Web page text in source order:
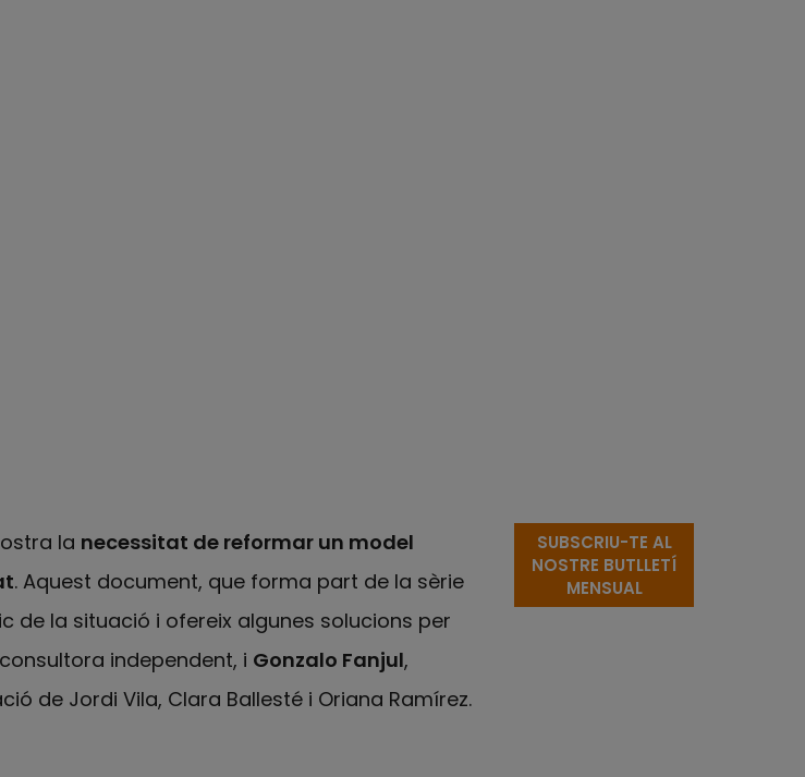
la necessitat de reformar un model
. Aquest document, que forma part de la sèrie
de la situació i ofereix algunes solucions per
independent, i Gonzalo Fanjul,
de Jordi Vila, Clara Ballesté i Oriana Ramírez.
SUBSCRIU-TE AL
NOSTRE BUTLLETÍ
MENSUAL